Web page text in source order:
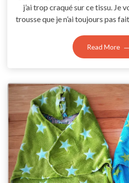
j’ai trop craqué sur ce tissu. Je
trousse que je n’ai toujours pas
Read More